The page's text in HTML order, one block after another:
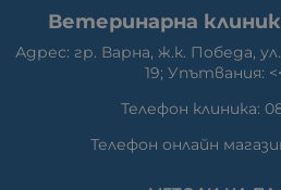
Ветеринарна
Адрес: гр. Варна, ж.к. Победа,
19; Упътвания:
Телефон клиника:
Телефон онлайн